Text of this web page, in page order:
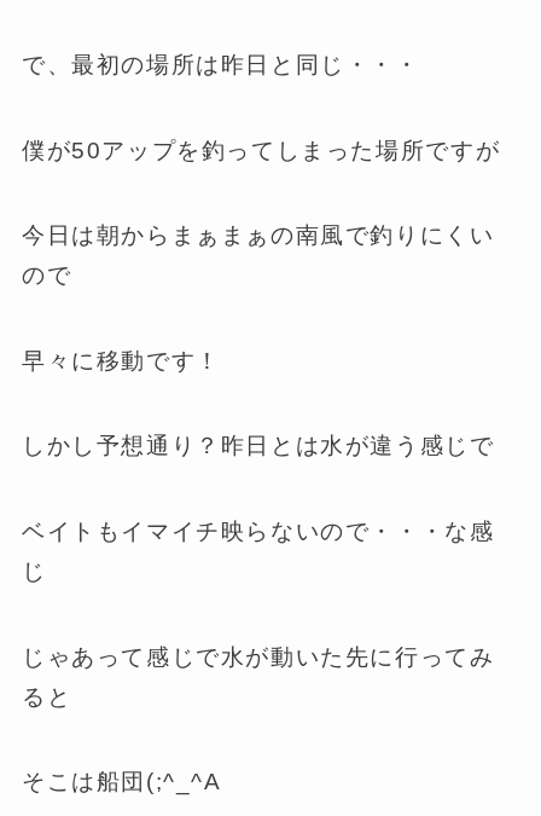
で、最初の場所は昨日と同じ・・・
僕が50アップを釣ってしまった場所ですが
今日は朝からまぁまぁの南風で釣りにくい
ので
早々に移動です！
しかし予想通り？昨日とは水が違う感じで
ベイトもイマイチ映らないので・・・な感
じ
じゃあって感じで水が動いた先に行ってみ
ると
そこは船団(;^_^A